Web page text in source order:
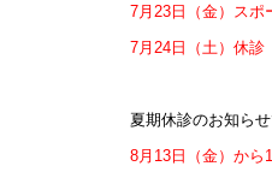
7月23日（金）スポ
7月24日（土）休診
夏期休診のお知らせ
8月13日（金）から